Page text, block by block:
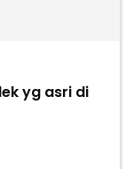
yg asri di